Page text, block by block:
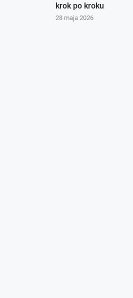
krok po kroku
28 maja 2026